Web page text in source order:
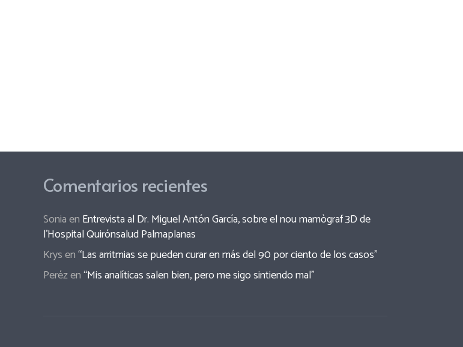
Comentarios recientes
Soniaen Entrevista al Dr. Miguel Antón García, sobre el nou mamògraf 3D de
l’Hospital Quirónsalud Palmaplanas
Krysen“Las arritmias se pueden curar en más del 90 por ciento de los casos”
Perézen“Mis analíticas salen bien, pero me sigo sintiendo mal”